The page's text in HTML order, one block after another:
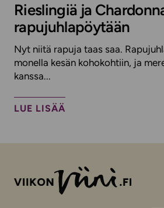
Rieslingiä ja
rapujuhlapöytään
Nyt niitä rapuja taas saa.
monella kesän kohokohtiin, ja
kanssa...
LUE LISÄÄ